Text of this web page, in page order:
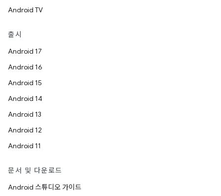
Android TV
출시
Android 17
Android 16
Android 15
Android 14
Android 13
Android 12
Android 11
문서 및 다운로드
Android 스튜디오 가이드